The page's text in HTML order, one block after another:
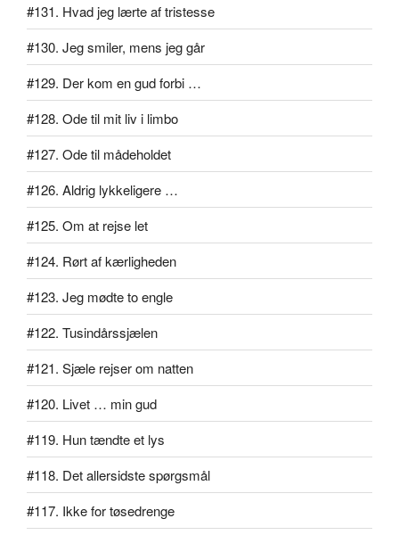
#131. Hvad jeg lærte af tristesse
#130. Jeg smiler, mens jeg går
#129. Der kom en gud forbi …
#128. Ode til mit liv i limbo
#127. Ode til mådeholdet
#126. Aldrig lykkeligere …
#125. Om at rejse let
#124. Rørt af kærligheden
#123. Jeg mødte to engle
#122. Tusindårssjælen
#121. Sjæle rejser om natten
#120. Livet … min gud
#119. Hun tændte et lys
#118. Det allersidste spørgsmål
#117. Ikke for tøsedrenge